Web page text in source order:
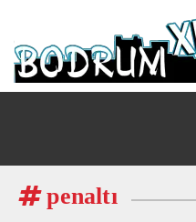
penaltı